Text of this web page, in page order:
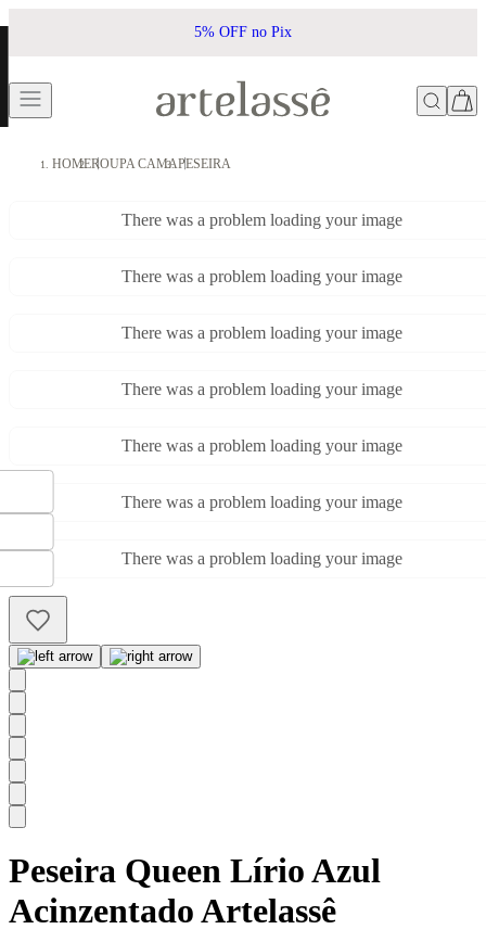
5% OFF no Pix
HOMEROUPA CAMAPESEIRA
There was a problem loading your image
There was a problem loading your image
There was a problem loading your image
There was a problem loading your image
There was a problem loading your image
There was a problem loading your image
There was a problem loading your image
Peseira Queen Lírio Azul
Acinzentado Artelassê